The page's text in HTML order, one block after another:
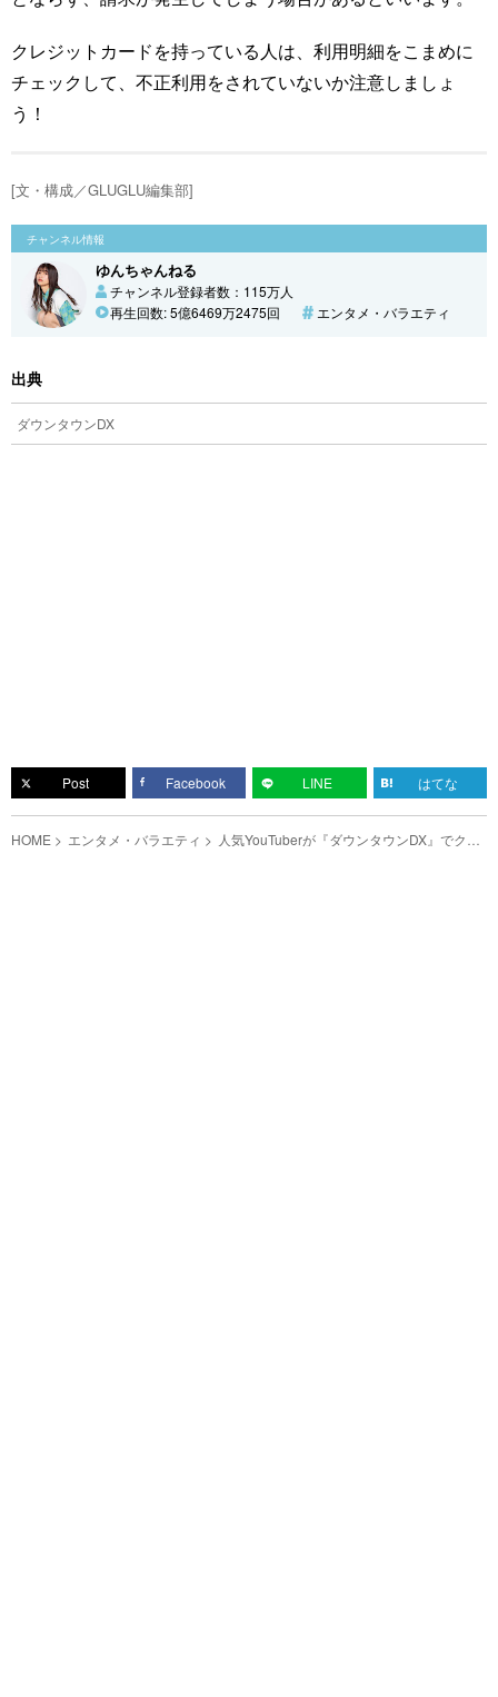
クレジットカードを持っている人は、利用明細をこまめに
チェックして、不正利用をされていないか注意しましょ
う！
[文・構成／GLUGLU編集部]
チャンネル情報
ゆんちゃんねる
チャンネル登録者数：115万人
再生回数: 5億6469万2475回
エンタメ・バラエティ
出典
ダウンタウンDX
Post Facebook LINE はてな
HOME エンタメ・バラエティ 人気YouTuberが『ダウンタウンDX』でクレ
カ不正利用被害を告白